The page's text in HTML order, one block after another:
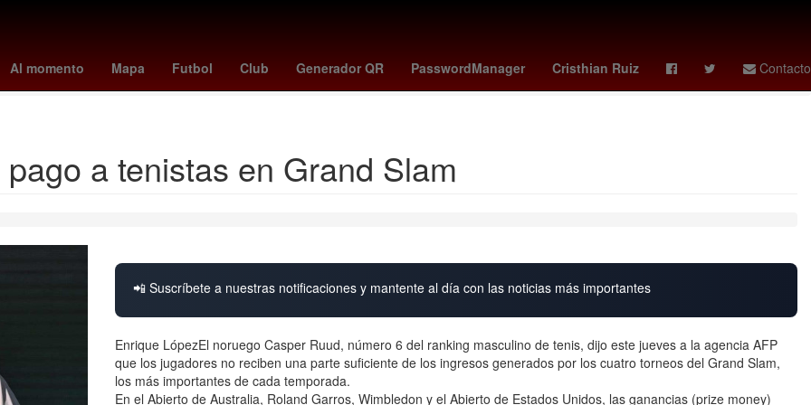
Al momento Mapa Futbol Club Generador QR PasswordManager Cristhian Ruiz Contacto
Arath de la Torre Billy Rovzar kit connor comisión Ferrocarril de Cuernavaca
loteria nacional 15 de febrero 2026
que se celebra el 2 de agosto
a tenistas en Grand Slam
📲 Suscríbete a nuestras notificaciones y mantente al día con las noticias más importantes
Enrique LópezEl noruego Casper Ruud, número 6 del ranking masculino de tenis, dijo este jueves a la agencia AFP
que los jugadores no reciben una parte suficiente de los ingresos generados por los cuatro torneos del Grand Slam,
los más importantes de cada temporada.
En el Abierto de Australia, Roland Garros, Wimbledon y el Abierto de Estados Unidos, las ganancias (prize money)